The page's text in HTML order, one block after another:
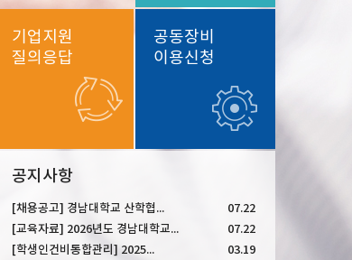
기업지원
질의응답
공동장비
이용신청
공지사항
[채용공고] 경남대학교 산학협...
07.22
[교육자료] 2026년도 경남대학교...
07.22
[학생인건비통합관리] 2025...
03.19